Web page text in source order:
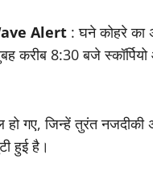
Alert : घने कोहरे का
करीब 8:30 बजे
गए, जिन्हें तुरंत नजदीकी
हुई है।